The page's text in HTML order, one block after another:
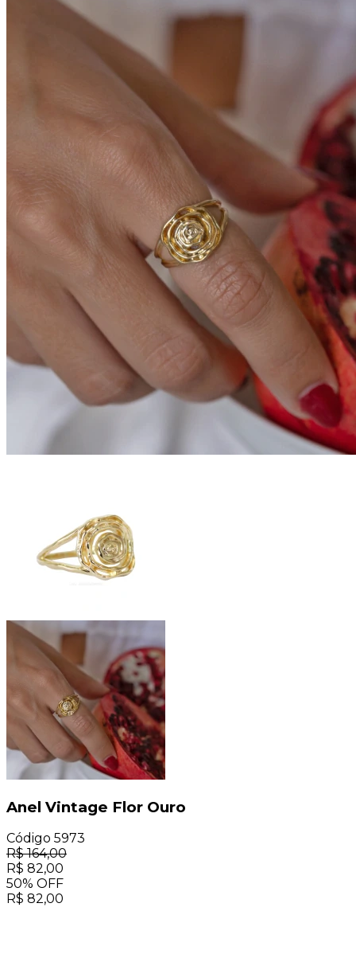
Anel Vintage Flor Ouro
Código 5973
R$164,00
R$ 82,00
50% OFF
R$ 82,00